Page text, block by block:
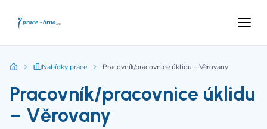
Nabídky práce Pracovník/pracovnice úklidu – Věrovany
Pracovník/pracovnice úklidu
– Věrovany